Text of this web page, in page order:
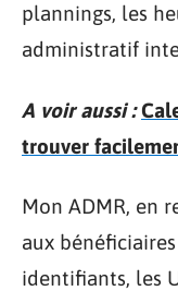
plannings, les
administratif
A voir aussi :
trouver
Mon ADMR, en
aux
identifiants, les